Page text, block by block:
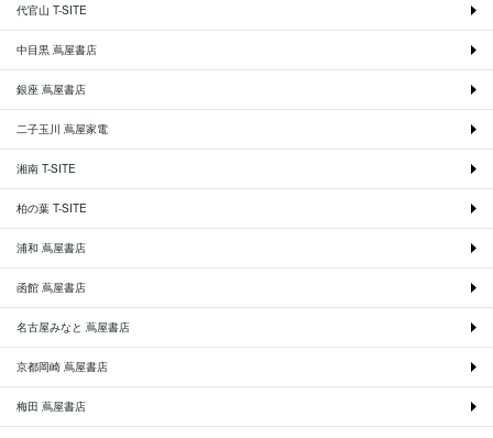
代官山 T-SITE
中目黒 蔦屋書店
銀座 蔦屋書店
二子玉川 蔦屋家電
湘南 T-SITE
柏の葉 T-SITE
浦和 蔦屋書店
函館 蔦屋書店
名古屋みなと 蔦屋書店
京都岡崎 蔦屋書店
梅田 蔦屋書店